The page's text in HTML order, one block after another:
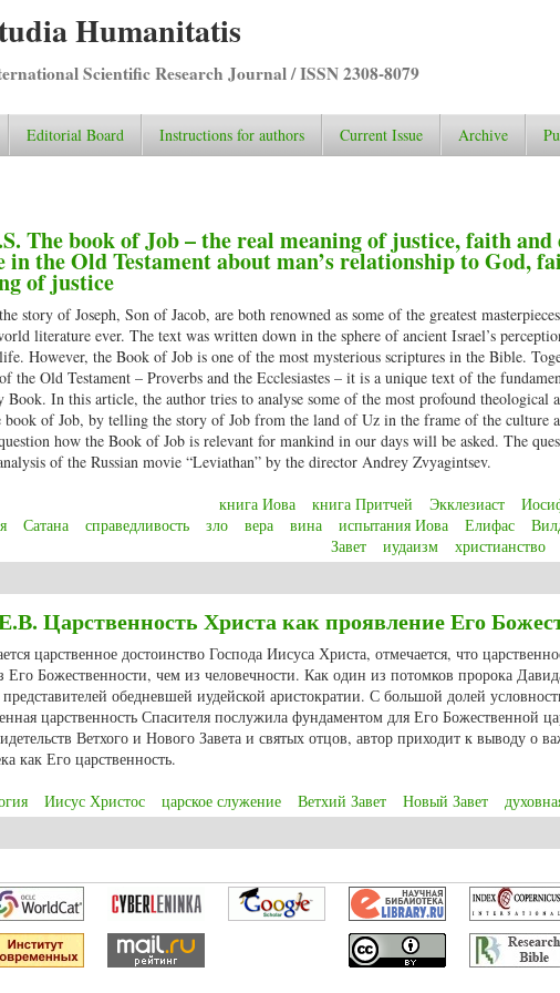
Humanitatis
Scientific Research Journal / ISSN 2308-8079
Editorial Board Instructions for authors Current Issue Archive
The book of Job – the real meaning of justice, faith and
the Old Testament about man’s relationship to God,
of justice
story of Joseph, Son of Jacob, are both renowned as some of the greatest
literature ever. The text was written down in the sphere of ancient Israel’s
However, the Book of Job is one of the most mysterious scriptures in the Bible.
the Old Testament – Proverbs and the Ecclesiastes – it is a unique text of the
Book. In this article, the author tries to analyse some of the most profound theological
book of Job, by telling the story of Job from the land of Uz in the frame of the culture
how the Book of Job is relevant for mankind in our days will be asked. The
of the Russian movie “Leviathan” by the director Andrey Zvyagintsev.
книга Иова книга Притчей Экклезиаст
Сатана справедливость зло вера вина испытания Иова Елифас
Завет
иудаизм христианство
justice
Царственность Христа как проявление Его
царственное достоинство Господа Иисуса Христа, отмечается, что
Его Божественности, чем из человечности. Как один из потомков пророка
представителей обедневшей иудейской аристократии. С большой долей
царственность Спасителя послужила фундаментом для Его Божественной
Ветхого и Нового Завета и святых отцов, автор приходит к выводу о
как Его царственность.
Иисус Христос царское служение Ветхий Завет Новый Завет